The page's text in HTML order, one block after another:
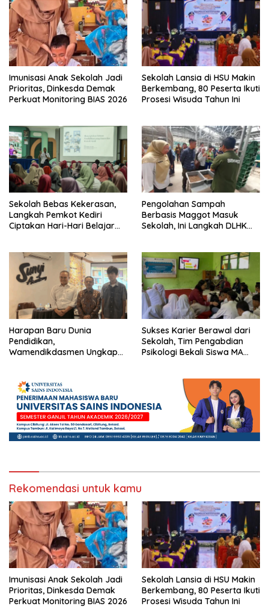
Imunisasi Anak Sekolah Jadi
Prioritas, Dinkesda Demak
Perkuat Monitoring BIAS 2026
Sekolah Lansia di HSU Makin
Berkembang, 80 Peserta Ikuti
Prosesi Wisuda Tahun Ini
Sekolah Bebas Kekerasan,
Langkah Pemkot Kediri
Ciptakan Hari-Hari Belajar
Pengolahan Sampah
Berbasis Maggot Masuk
Sekolah, Ini Langkah DLHK
Harapan Baru Dunia
Pendidikan,
Wamendikdasmen Ungkap
Sukses Karier Berawal dari
Sekolah, Tim Pengabdian
Psikologi Bekali Siswa MA
Rekomendasi untuk kamu
Imunisasi Anak Sekolah Jadi
Prioritas, Dinkesda Demak
Perkuat Monitoring BIAS 2026
Sekolah Lansia di HSU Makin
Berkembang, 80 Peserta Ikuti
Prosesi Wisuda Tahun Ini